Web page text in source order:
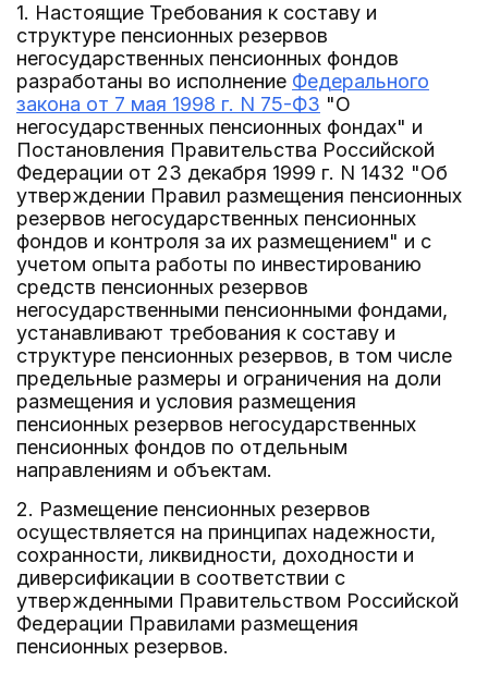
1. Настоящие Требования к составу и
структуре пенсионных резервов
негосударственных пенсионных фондов
разработаны во исполнение Федерального
закона от 7 мая 1998 г. N 75-ФЗ "О
негосударственных пенсионных фондах" и
Постановления Правительства Российской
Федерации от 23 декабря 1999 г. N 1432 "Об
утверждении Правил размещения пенсионных
резервов негосударственных пенсионных
фондов и контроля за их размещением" и с
учетом опыта работы по инвестированию
средств пенсионных резервов
негосударственными пенсионными фондами,
устанавливают требования к составу и
структуре пенсионных резервов, в том числе
предельные размеры и ограничения на доли
размещения и условия размещения
пенсионных резервов негосударственных
пенсионных фондов по отдельным
направлениям и объектам.
2. Размещение пенсионных резервов
осуществляется на принципах надежности,
сохранности, ликвидности, доходности и
диверсификации в соответствии с
утвержденными Правительством Российской
Федерации Правилами размещения
пенсионных резервов.